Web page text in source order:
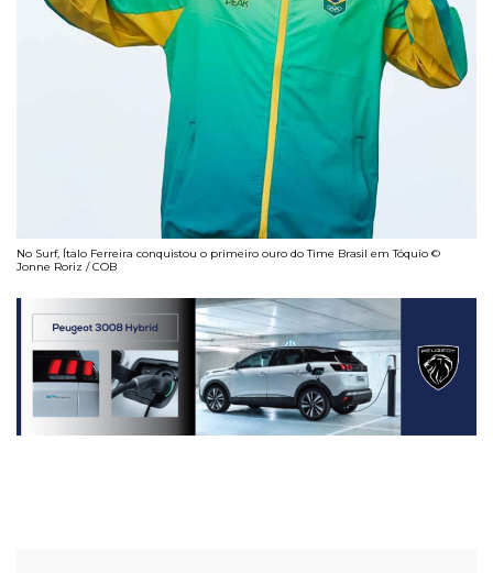
No Surf, Ítalo Ferreira conquistou o primeiro ouro do Time Brasil em Tóquio ©
Jonne Roriz / COB